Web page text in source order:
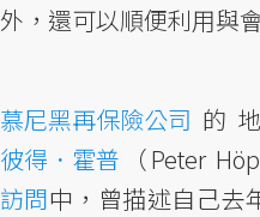
外，還可以順便利用與
慕尼黑再保險公司 的
彼得．霍普 （Peter
訪問中，曾描述自己去